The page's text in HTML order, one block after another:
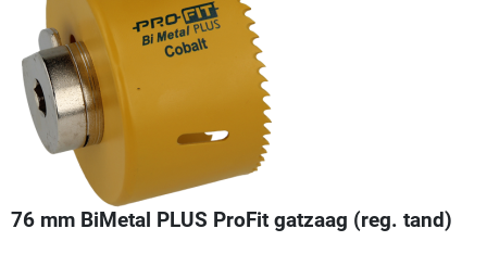
76 mm BiMetal PLUS ProFit gatzaag (reg. tand)